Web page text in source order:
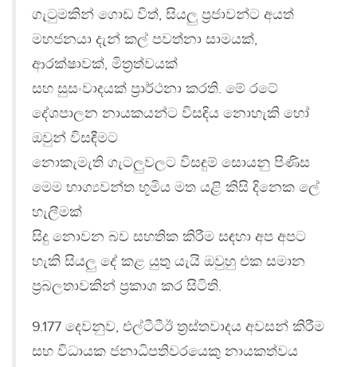
ගැටුමකින් ගොඩ විත්, සියලු ප්‍රජාවන්ට අයත්
මහජනයා දැන් කල් පවත්නා සාමයක්,
ආරක්ෂාවක්, මිත්‍රත්වයක්
සහ සුසංවාදයක් ප්‍රාර්ථනා කරති. මේ රටේ
දේශපාලන නායකයන්ට විසඳිය නොහැකි හෝ
ඔවුන් විසඳීමට
නොකැමැති ගැටලුවලට විසඳුම් සොයනු පිණිස
මෙම භාග්‍යවන්ත භූමිය මත යළි කිසි දිනෙක ලේ
හැලීමක්
සිදු නොවන බව සහතික කිරීම සඳහා අප අපට
හැකි සියලු දේ කළ යුතු යැයි ඔවුහු එක සමාන
ප්‍රබලතාවකින් ප්‍රකාශ කර සිටිති.
9.177 දෙවනුව, එල්ටීටීඊ ත්‍රස්තවාදය අවසන් කිරීම
සහ විධායක ජනාධිපතිවරයෙකු නායකත්වය